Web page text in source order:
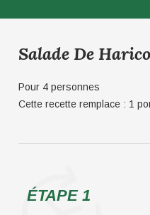
Salade De
Pour 4 personnes
Cette recette remplace : 1
ÉTAPE 1